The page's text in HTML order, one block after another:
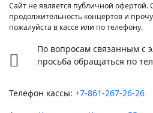
Сайт не является публичной офертой.
продолжительность концертов и
пожалуйста в кассе или по телефону.
По вопросам связанным с
просьба обращаться по
Телефон кассы: +7-861-267-26-26